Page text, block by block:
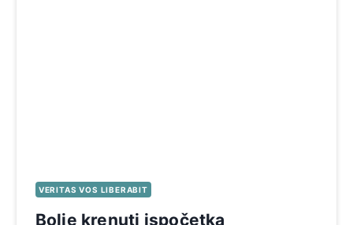
VERITAS VOS LIBERABIT
Bolje krenuti ispočetka